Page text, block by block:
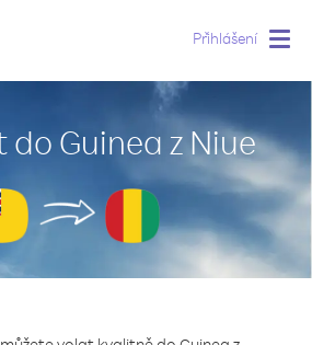
Přihlášení
do Guinea z Niue